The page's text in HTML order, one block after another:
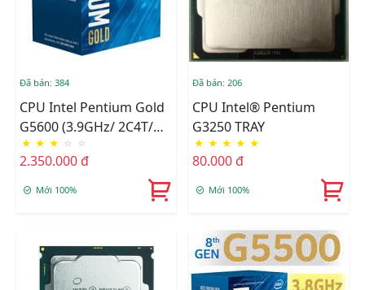
Đã bán: 384
CPU Intel Pentium Gold
G5600 (3.9GHz/ 2C4T/
4MB/ Coffee Lake)
★ ★ ★ ☆ ☆
2.350.000 đ
Mới 100%
Đã bán: 206
CPU Intel® Pentium
G3250 TRAY
★ ★ ★ ★ ★
80.000 đ
Mới 100%